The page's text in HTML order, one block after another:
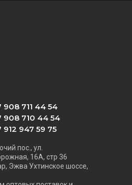
908 711 44 54
908 710 44 54
912 947 59 75
пос., ул.
16А, стр 36
Эжва Ухтинское шоссе,